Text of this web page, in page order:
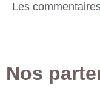
Les
Nos